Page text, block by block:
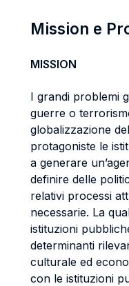
Mission e
MISSION
I grandi problemi
guerre o
globalizzazione
protagoniste le
a generare
definire delle
relativi processi
necessarie. La
istituzioni
determinanti
culturale ed
con le istituzioni